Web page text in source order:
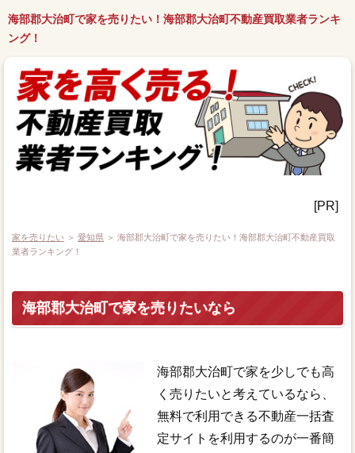
海部郡大治町で家を売りたい！海部郡大治町不動産買取業者ランキ
ング！
[PR]
家を売りたい ＞ 愛知県 ＞ 海部郡大治町で家を売りたい！海部郡大治町不動産買取
業者ランキング！
海部郡大治町で家を売りたいなら
海部郡大治町で家を少しでも高
く売りたいと考えているなら、
無料で利用できる不動産一括査
定サイトを利用するのが一番簡